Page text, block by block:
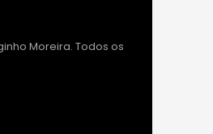
Moreira. Todos os